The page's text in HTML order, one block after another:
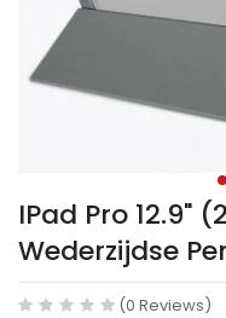
IPad Pro 12.9"
Wederzijdse
(0 Reviews)